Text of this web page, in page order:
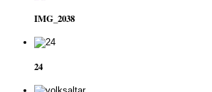
IMG_2038
24